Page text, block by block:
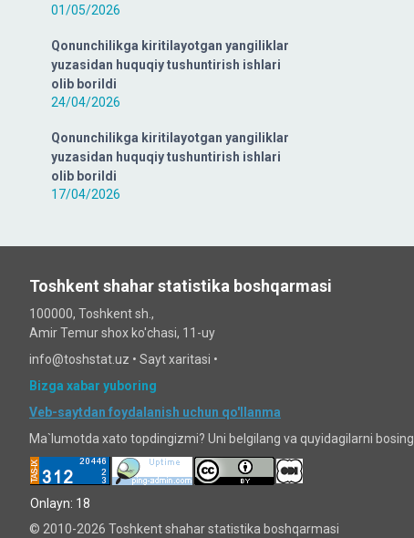
01/05/2026
Qonunchilikga kiritilayotgan yangiliklar
yuzasidan huquqiy tushuntirish ishlari
olib borildi
24/04/2026
Qonunchilikga kiritilayotgan yangiliklar
yuzasidan huquqiy tushuntirish ishlari
olib borildi
17/04/2026
Toshkent shahar statistika boshqarmasi
100000, Toshkent sh.,
Amir Temur shox ko'chasi, 11-uy
info@toshstat.uz • Sayt xaritasi •
Bizga xabar yuboring
Veb-saytdan foydalanish uchun qo'llanma
Ma`lumotda xato topdingizmi? Uni belgilang va quyidagilarni bosing
Onlayn: 18
© 2010-2026 Toshkent shahar statistika boshqarmasi